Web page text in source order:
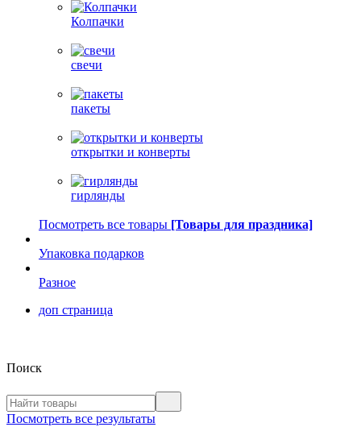
Колпачки
свечи
пакеты
открытки и конверты
гирлянды
Посмотреть все товары [Товары для праздника]
Упаковка подарков
Разное
доп страница
Поиск
Посмотреть все результаты